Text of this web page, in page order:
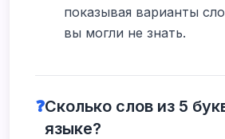
показывая варианты
вы могли не знать.
❓Сколько слов из 5
языке?